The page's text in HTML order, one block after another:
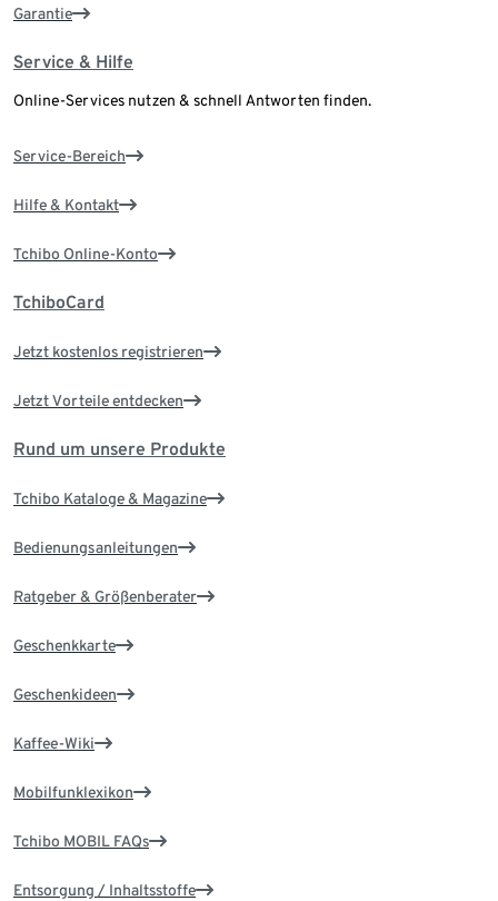
Garantie
Service & Hilfe
Online-Services nutzen & schnell Antworten finden.
Service-Bereich
Hilfe & Kontakt
Tchibo Online-Konto
TchiboCard
Jetzt kostenlos registrieren
Jetzt Vorteile entdecken
Rund um unsere Produkte
Tchibo Kataloge & Magazine
Bedienungsanleitungen
Ratgeber & Größenberater
Geschenkkarte
Geschenkideen
Kaffee-Wiki
Mobilfunklexikon
Tchibo MOBIL FAQs
Entsorgung / Inhaltsstoffe